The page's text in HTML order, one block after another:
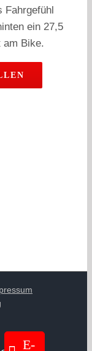
Fahrgefühl
ein 27,5
am Bike.
E-